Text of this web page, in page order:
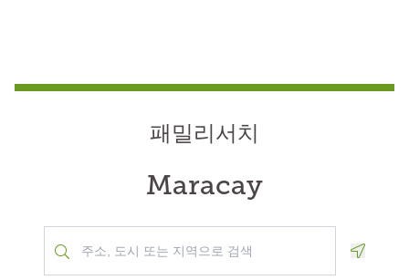
패밀리서치
Maracay